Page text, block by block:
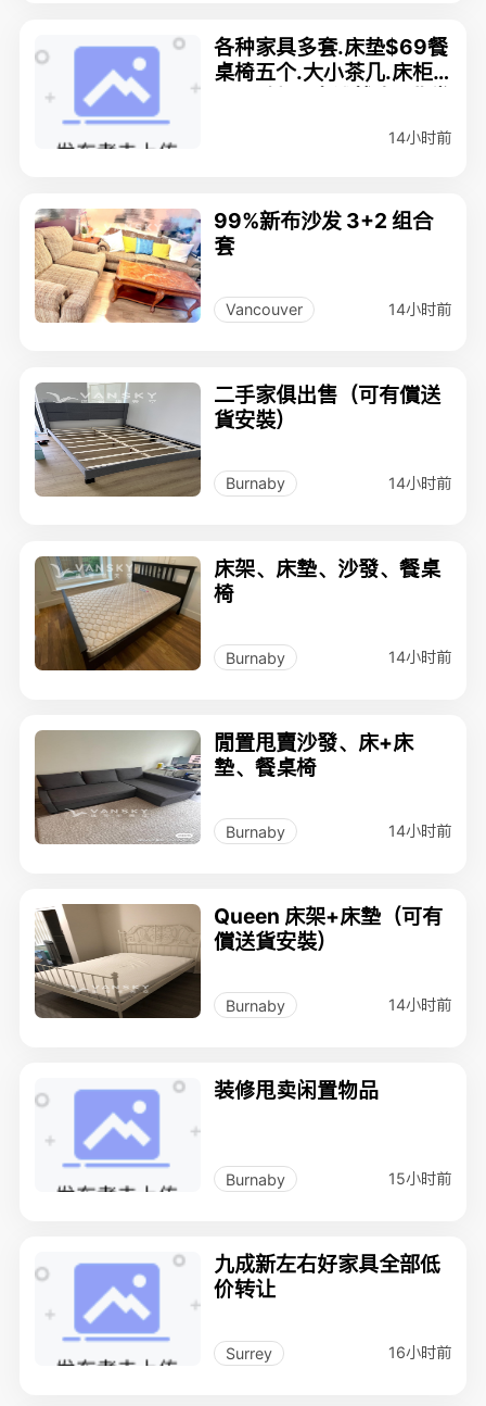
各种家具多套.床垫$69餐
桌椅五个.大小茶几.床柜.
14小时前
99%新布沙发 3+2 组合
套
Vancouver 14小时前
二手家俱出售（可有償送
貨安裝）
Burnaby 14小时前
床架、床墊、沙發、餐桌
椅
Burnaby 14小时前
閒置甩賣沙發、床+床
墊、餐桌椅
Burnaby 14小时前
Queen 床架+床墊（可有
償送貨安裝）
Burnaby 14小时前
装修甩卖闲置物品
Burnaby 15小时前
九成新左右好家具全部低
价转让
Surrey 16小时前